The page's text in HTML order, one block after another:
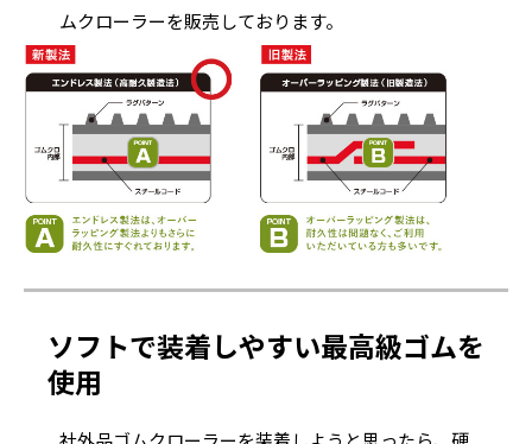
ムクローラーを販売しております。
ソフトで装着しやすい最高級ゴムを
使用